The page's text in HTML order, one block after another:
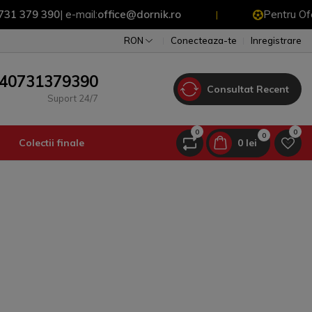
390| e-mail:office@dornik.ro | Pentru Oferte
RON Conecteaza-te Inregistrare
Suport 24/7
Consultat Recent
Colectii finale
0 0
0 lei
0